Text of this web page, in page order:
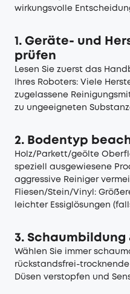
wirkungsvolle
1. Geräte- und
prüfen
Lesen Sie zuerst das
Ihres Roboters: Viele
zugelassene
zu ungeeigneten
2. Bodentyp
Holz/Parkett/geölte
speziell ausgewiesene
aggressive Reiniger
Fliesen/Stein/Vinyl:
leichter Essiglösungen
3. Schaumbildung
Wählen Sie immer
rückstandsfrei-
Düsen verstopfen und